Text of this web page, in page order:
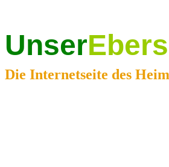
Unser
Die Internetseite des